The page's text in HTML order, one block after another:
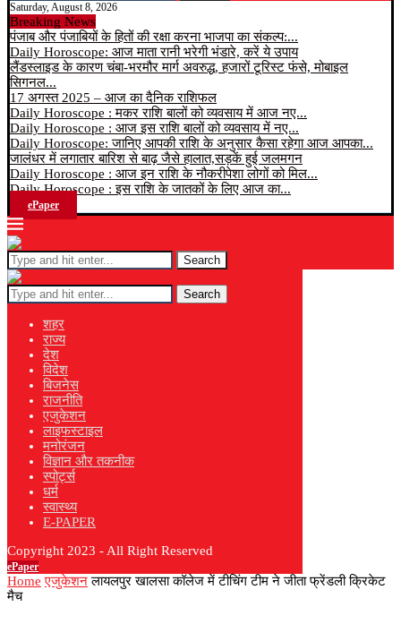
Saturday, August 8, 2026
Breaking News
पंजाब और पंजाबियों के हितों की रक्षा करना भाजपा का संकल्प:...
Daily Horoscope: आज माता रानी भरेगी भंडारे, करें ये उपाय
लैंडस्लाइड के कारण चंबा-भरमौर मार्ग अवरुद्ध, हजारों टूरिस्ट फंसे, मोबाइल
सिगनल...
17 अगस्त 2025 – आज का दैनिक राशिफल
Daily Horoscope : मकर राशि बालों को व्यवसाय में आज नए...
Daily Horoscope : आज इस राशि बालों को व्यवसाय में नए...
Daily Horoscope: जानिए आपकी राशि के अनुसार कैसा रहेगा आज आपका...
जालंधर में लगातार बारिश से बाढ़ जैसे हालात,सड़कें हुई जलमगन
Daily Horoscope : आज इन राशि के नौकरीपेशा लोगों को मिल...
Daily Horoscope : इस राशि के जातकों के लिए आज का...
ePaper
Search
Search
शहर
राज्य
देश
विदेश
बिजनेस
राजनीति
एजुकेशन
लाइफस्टाइल
मनोरंजन
विज्ञान और तकनीक
स्पोर्ट्स
धर्म
स्वास्थ्य
E-PAPER
Copyright 2023 - All Right Reserved
ePaper
Home एजुकेशन लायलपुर खालसा कॉलेज में टीचिंग टीम ने जीता फ्रेंडली क्रिकेट
मैच